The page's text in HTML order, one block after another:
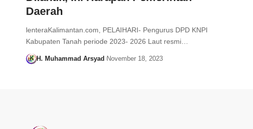
Daerah
lenteraKalimantan.com, PELAIHARI- Pengurus DPD KNPI
Kabupaten Tanah periode 2023- 2026 Laut resmi…
H. Muhammad Arsyad November 18, 2023